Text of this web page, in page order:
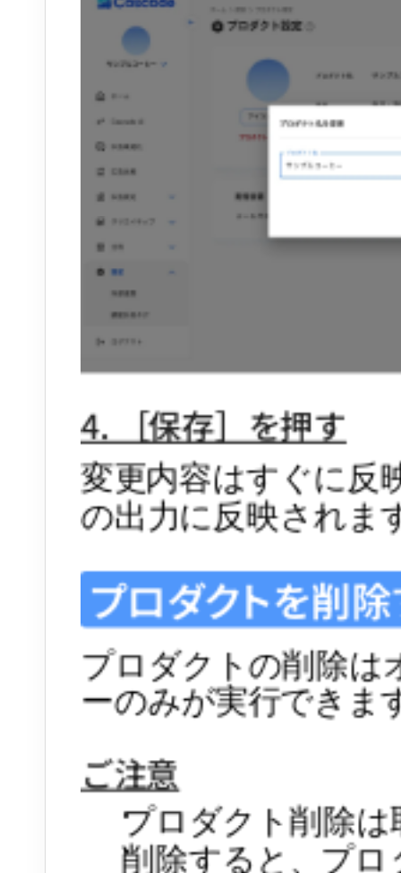
4. ［保存］を押す
変更内容はすぐに反
の出力に反映されま
プロダクトを削
プロダクトの削除は
ーのみが実行できま
ご注意
プロダクト削除
削除すると、プ